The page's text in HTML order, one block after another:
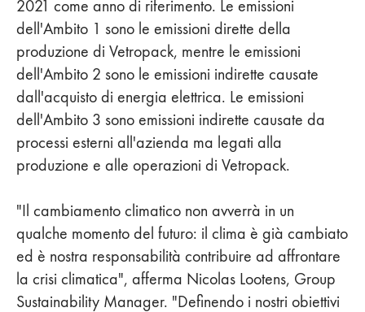
2021 come anno di riferimento. Le emissioni
dell'Ambito 1 sono le emissioni dirette della
produzione di Vetropack, mentre le emissioni
dell'Ambito 2 sono le emissioni indirette causate
dall'acquisto di energia elettrica. Le emissioni
dell'Ambito 3 sono emissioni indirette causate da
processi esterni all'azienda ma legati alla
produzione e alle operazioni di Vetropack.
"Il cambiamento climatico non avverrà in un
qualche momento del futuro: il clima è già cambiato
ed è nostra responsabilità contribuire ad affrontare
la crisi climatica", afferma Nicolas Lootens, Group
Sustainability Manager. "Definendo i nostri obiettivi